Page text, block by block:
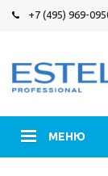
+7 (495) 969-
МЕНЮ